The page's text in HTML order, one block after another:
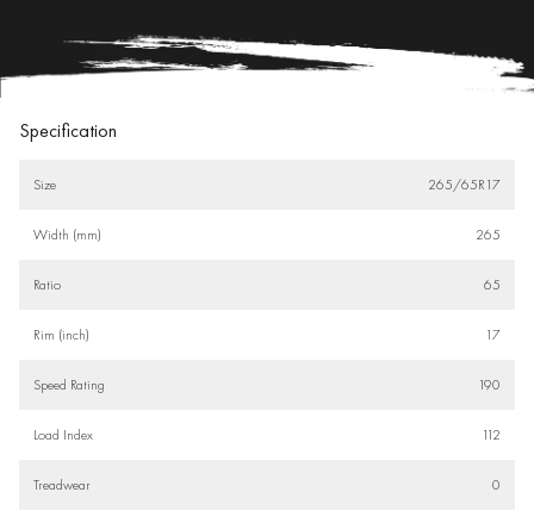
Specification
Size 265/65R17
Width (mm) 265
Ratio 65
Rim (inch) 17
Speed Rating 190
Load Index 112
Treadwear 0